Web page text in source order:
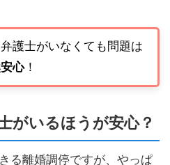
護士がいなくても問題は
心！
がいるほうが安心？
る離婚調停ですが、やっぱ